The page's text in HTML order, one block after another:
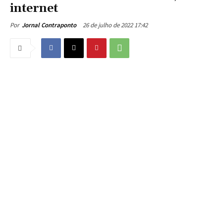
internet
Por Jornal Contraponto 26 de julho de 2022 17:42